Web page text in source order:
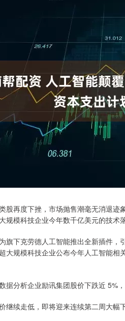
再度下挫，市场抛售潮毫无消退迹
规模科技企业今年数千亿美元的技术
下克劳德人工智能推出全新插件，
大规模科技企业公布今年人工智能
分析企业励讯集团股价下跌近 5%，
续走低，即将迎来连续第二周大幅下